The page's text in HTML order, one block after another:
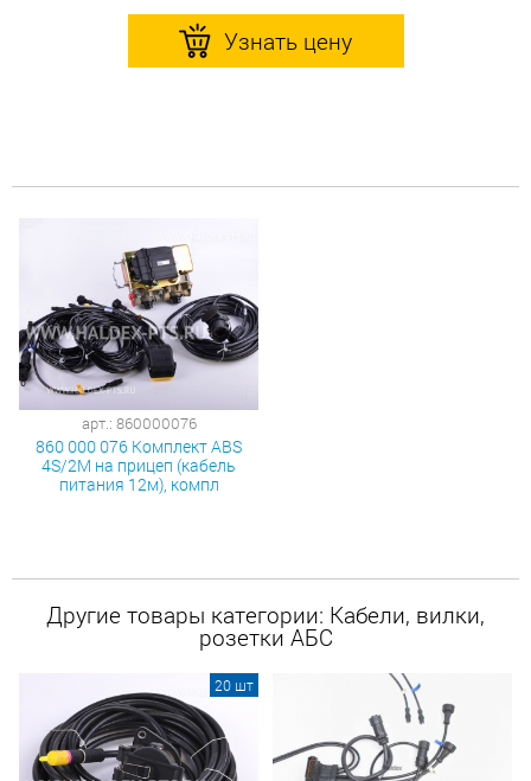
Узнать цену
арт.: 860000076
860 000 076 Комплект ABS
4S/2M на прицеп (кабель
питания 12м), компл
Другие товары категории: Кабели, вилки,
розетки АБС
20 шт